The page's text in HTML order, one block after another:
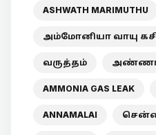
ASHWATH MARIMUTHU
அம்மோனியா வாயு
வருத்தம்
AMMONIA GAS LEAK
ANNAMALAI